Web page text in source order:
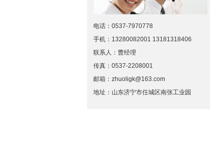
电话：0537-7970778
手机：13280082001 13181318406
联系人：曹经理
传真：0537-2208001
邮箱：zhuoligk@163.com
地址：山东济宁市任城区南张工业园